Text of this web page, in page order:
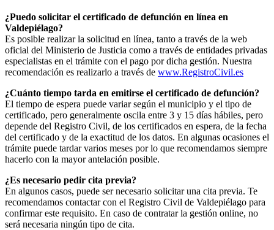
¿Puedo solicitar el certificado de defunción en línea en
Valdepiélago?
Es posible realizar la solicitud en línea, tanto a través de la web
oficial del Ministerio de Justicia como a través de entidades privadas
especialistas en el trámite con el pago por dicha gestión. Nuestra
recomendación es realizarlo a través de www.RegistroCivil.es
¿Cuánto tiempo tarda en emitirse el certificado de defunción?
El tiempo de espera puede variar según el municipio y el tipo de
certificado, pero generalmente oscila entre 3 y 15 días hábiles, pero
depende del Registro Civil, de los certificados en espera, de la fecha
del certificado y de la exactitud de los datos. En algunas ocasiones el
trámite puede tardar varios meses por lo que recomendamos siempre
hacerlo con la mayor antelación posible.
¿Es necesario pedir cita previa?
En algunos casos, puede ser necesario solicitar una cita previa. Te
recomendamos contactar con el Registro Civil de Valdepiélago para
confirmar este requisito. En caso de contratar la gestión online, no
será necesaria ningún tipo de cita.